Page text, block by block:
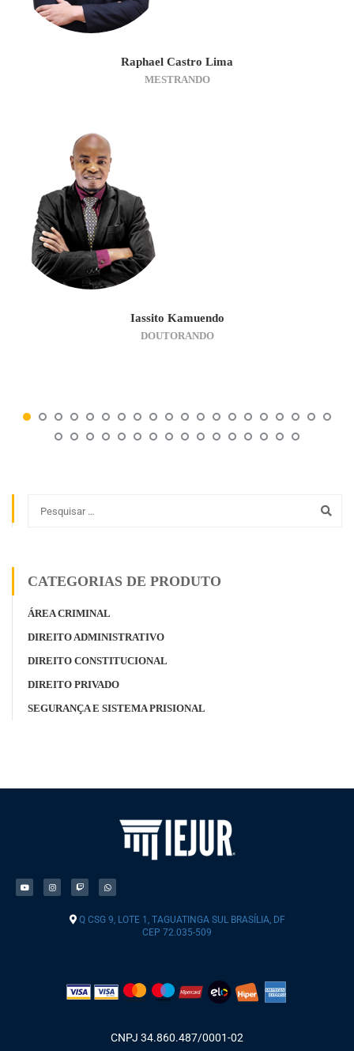
Raphael Castro Lima
MESTRANDO
Iassito Kamuendo
DOUTORANDO
CATEGORIAS DE PRODUTO
ÁREA CRIMINAL
DIREITO ADMINISTRATIVO
DIREITO CONSTITUCIONAL
DIREITO PRIVADO
SEGURANÇA E SISTEMA PRISIONAL
Q CSG 9, LOTE 1, TAGUATINGA SUL BRASÍLIA, DF
CEP 72.035-509
CNPJ 34.860.487/0001-02